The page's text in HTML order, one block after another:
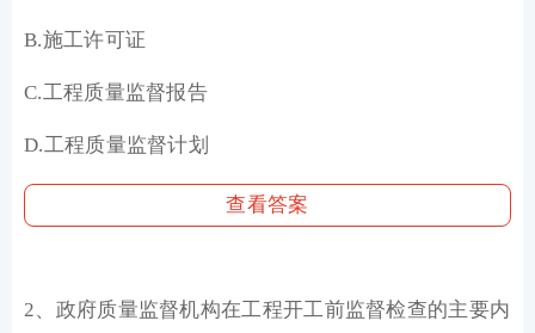
B.施工许可证
C.工程质量监督报告
D.工程质量监督计划
查看答案
2、政府质量监督机构在工程开工前监督检查的主要内